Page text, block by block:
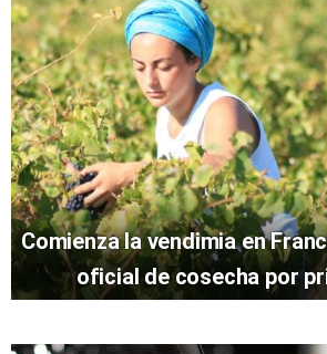
Comienza la vendimia en
oficial de cosecha por